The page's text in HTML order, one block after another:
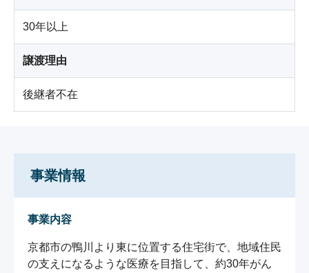
30年以上
譲渡理由
後継者不在
事業情報
事業内容
京都市の鴨川より東に位置する住宅街で、地域住民
の支えになるような医療を目指して、約30年がん